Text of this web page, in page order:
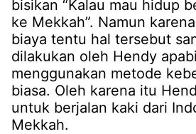
bisikan “Kalau mau hidup
ke Mekkah”. Namun
biaya tentu hal tersebut
dilakukan oleh Hendy
menggunakan metode
biasa. Oleh karena itu
untuk berjalan kaki dari
Mekkah.